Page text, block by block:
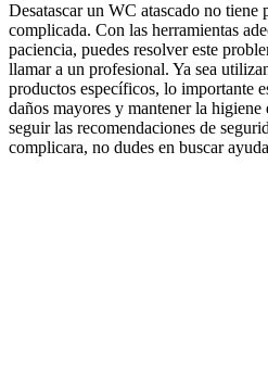
Desatascar un WC atascado no tiene
complicada. Con las herramientas
paciencia, puedes resolver este
llamar a un profesional. Ya sea
productos específicos, lo importante
daños mayores y mantener la
seguir las recomendaciones de
complicara, no dudes en buscar